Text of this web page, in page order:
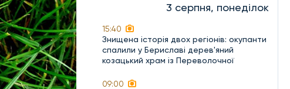
3 серпня, понеділок
15:40
Знищена історія двох регіонів: окупанти
спалили у Бериславі дерев'яний
козацький храм із Переволочної
09:00